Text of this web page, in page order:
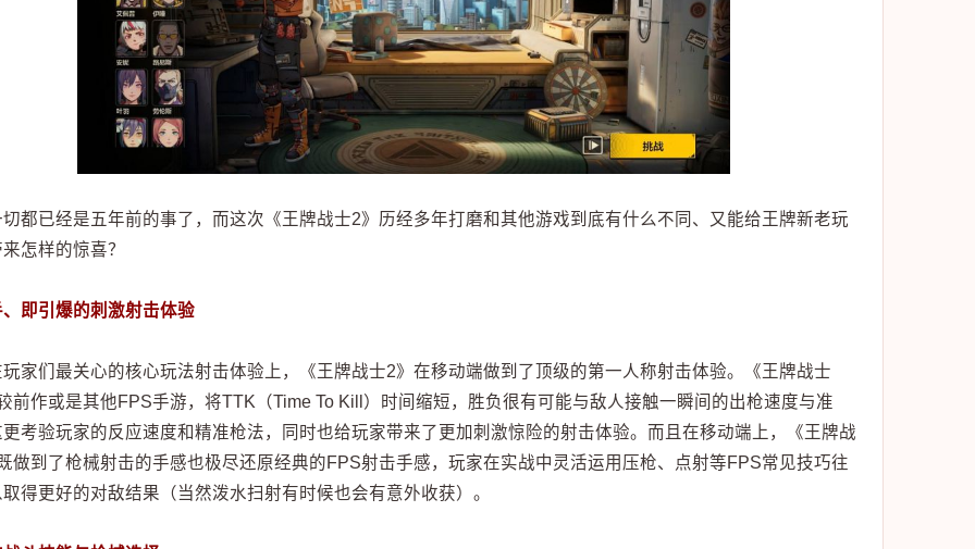
都已经是五年前的事了，而这次《王牌战士2》历经多年打磨和其他游戏到底有什么不同、又能给王牌新老玩
怎样的惊喜？
即引爆的刺激射击体验
家们最关心的核心玩法射击体验上，《王牌战士2》在移动端做到了顶级的第一人称射击体验。《王牌战士
前作或是其他FPS手游，将TTK（Time To Kill）时间缩短，胜负很有可能与敌人接触一瞬间的出枪速度与准
考验玩家的反应速度和精准枪法，同时也给玩家带来了更加刺激惊险的射击体验。而且在移动端上，《王牌战
做到了枪械射击的手感也极尽还原经典的FPS射击手感，玩家在实战中灵活运用压枪、点射等FPS常见技巧往
得更好的对敌结果（当然泼水扫射有时候也会有意外收获）。